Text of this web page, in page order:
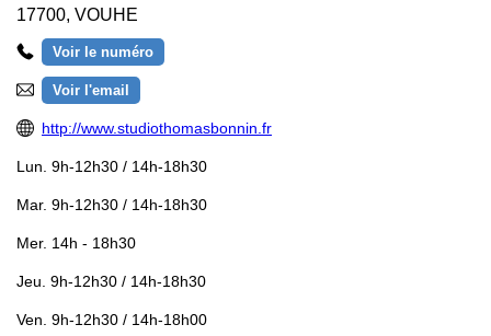
17700, VOUHE
Voir le numéro
Voir l'email
http://www.studiothomasbonnin.fr
Lun. 9h-12h30 / 14h-18h30
Mar. 9h-12h30 / 14h-18h30
Mer. 14h - 18h30
Jeu. 9h-12h30 / 14h-18h30
Ven. 9h-12h30 / 14h-18h00